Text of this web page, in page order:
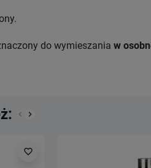
do wymieszania w
Poprzedni
keyboard_arrow_left
Następny
keyboard_arrow_right
favorite_border